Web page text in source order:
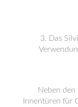
Das
Neben
Innentüren für